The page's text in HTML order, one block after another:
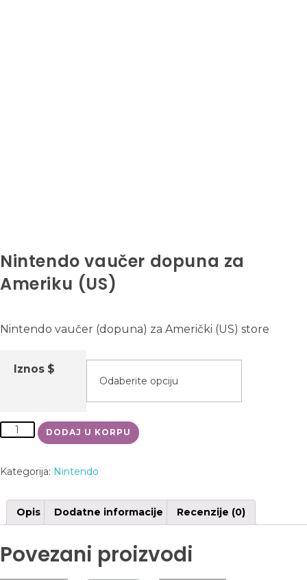
Nintendo vaučer dopuna za
Ameriku (US)
Nintendo vaučer (dopuna) za Američki (US) store
Iznos $
DODAJ U KORPU
Kategorija: Nintendo
Opis Dodatne informacije Recenzije (0)
Povezani proizvodi